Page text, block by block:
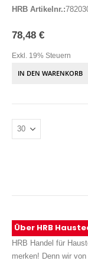
HRB Artikelnr.:
78,48 €
Exkl. 19% Steuern
IN DEN WARENKORB
Über HRB
HRB Handel für
merken! Denn wir